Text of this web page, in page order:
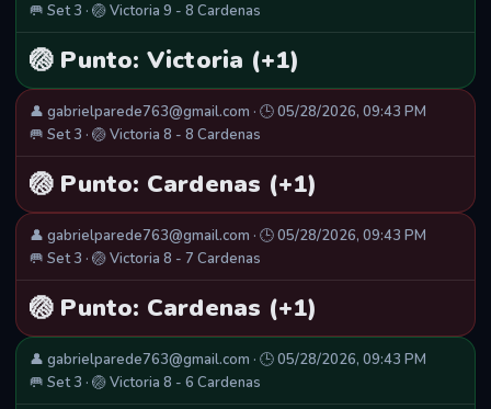
🥅 Set 3 · 🏐 Victoria 9 - 8 Cardenas
🏐 Punto: Victoria (+1)
👤 gabrielparede763@gmail.com · 🕒 05/28/2026, 09:43 PM
🥅 Set 3 · 🏐 Victoria 8 - 8 Cardenas
🏐 Punto: Cardenas (+1)
👤 gabrielparede763@gmail.com · 🕒 05/28/2026, 09:43 PM
🥅 Set 3 · 🏐 Victoria 8 - 7 Cardenas
🏐 Punto: Cardenas (+1)
👤 gabrielparede763@gmail.com · 🕒 05/28/2026, 09:43 PM
🥅 Set 3 · 🏐 Victoria 8 - 6 Cardenas